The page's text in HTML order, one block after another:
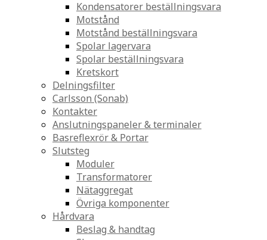
Kondensatorer beställningsvara
Motstånd
Motstånd beställningsvara
Spolar lagervara
Spolar beställningsvara
Kretskort
Delningsfilter
Carlsson (Sonab)
Kontakter
Anslutningspaneler & terminaler
Basreflexrör & Portar
Slutsteg
Moduler
Transformatorer
Nätaggregat
Övriga komponenter
Hårdvara
Beslag & handtag